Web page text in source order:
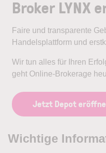
Broker LYNX
Faire und transparente
Handelsplattform und
Wir tun alles für Ihren
geht Online-Brokerage
Jetzt Depot